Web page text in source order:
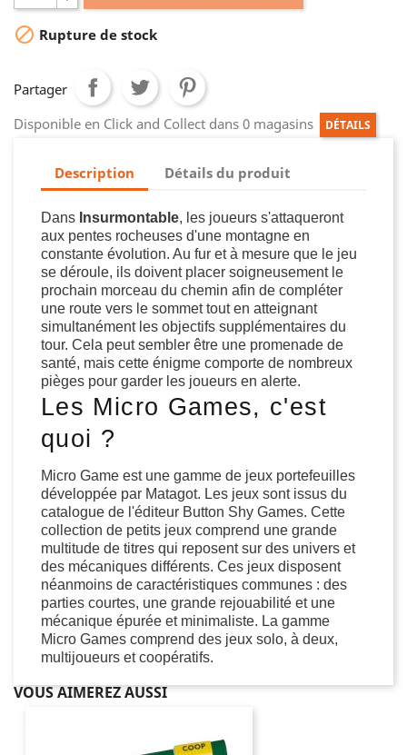
 Rupture de stock
Partager
Disponible en Click and Collect dans 0 magasins
DÉTAILS
Description Détails du produit
Dans Insurmontable, les joueurs s'attaqueront
aux pentes rocheuses d'une montagne en
constante évolution. Au fur et à mesure que le jeu
se déroule, ils doivent placer soigneusement le
prochain morceau du chemin afin de compléter
une route vers le sommet tout en atteignant
simultanément les objectifs supplémentaires du
tour. Cela peut sembler être une promenade de
santé, mais cette énigme comporte de nombreux
pièges pour garder les joueurs en alerte.
Les Micro Games, c'est
quoi ?
Micro Game est une gamme de jeux portefeuilles
développée par Matagot. Les jeux sont issus du
catalogue de l'éditeur Button Shy Games. Cette
collection de petits jeux comprend une grande
multitude de titres qui reposent sur des univers et
des mécaniques différents. Ces jeux disposent
néanmoins de caractéristiques communes : des
parties courtes, une grande rejouabilité et une
mécanique épurée et minimaliste. La gamme
Micro Games comprend des jeux solo, à deux,
multijoueurs et coopératifs.
VOUS AIMEREZ AUSSI